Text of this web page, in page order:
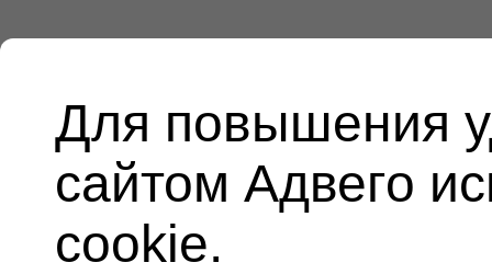
Для повышения
сайтом Адвего
cookie.